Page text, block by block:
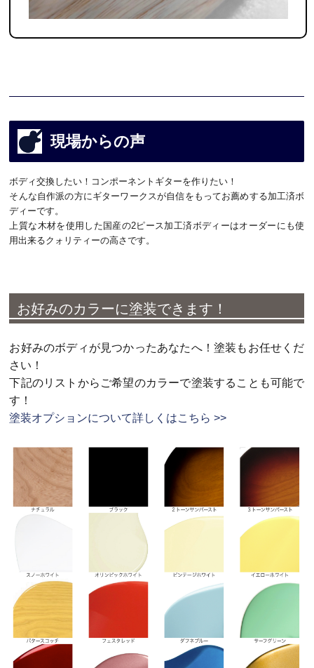
現場からの声
ボディ交換したい！コンポーネントギターを作りたい！
そんな自作派の方にギターワークスが自信をもってお薦めする加工済ボ
ディーです。
上質な木材を使用した国産の2ピース加工済ボディーはオーダーにも使
用出来るクォリティーの高さです。
お好みのカラーに塗装できます！
お好みのボディが見つかったあなたへ！塗装もお任せくだ
さい！
下記のリストからご希望のカラーで塗装することも可能で
す！
塗装オプションについて詳しくはこちら >>